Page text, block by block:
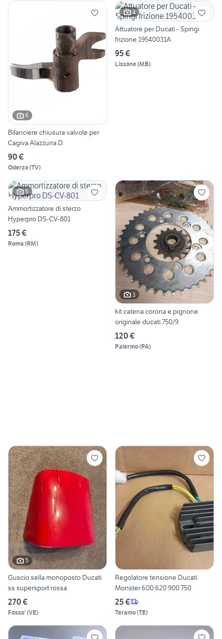
6
Bilanciere chiusura valvole per
Cagiva Alazzurra D
90 €
Oderzo(TV)
4
Attuatore per Ducati - Spingi
frizione 19540031A
95 €
Lissone(MB)
5
Ammortizzatore di sterzo
Hyperpro DS-CV-801
175 €
Roma (RM)
3
kit catena corona e pignone
originale ducati 750/9
120 €
Palermo(PA)
5
Guscio sella monoposto Ducati
ss supersport rossa
270 €
Fosso' (VE)
Regolatore tensione Ducati
Monster 600 620 900 750
25 €
Teramo(TE)